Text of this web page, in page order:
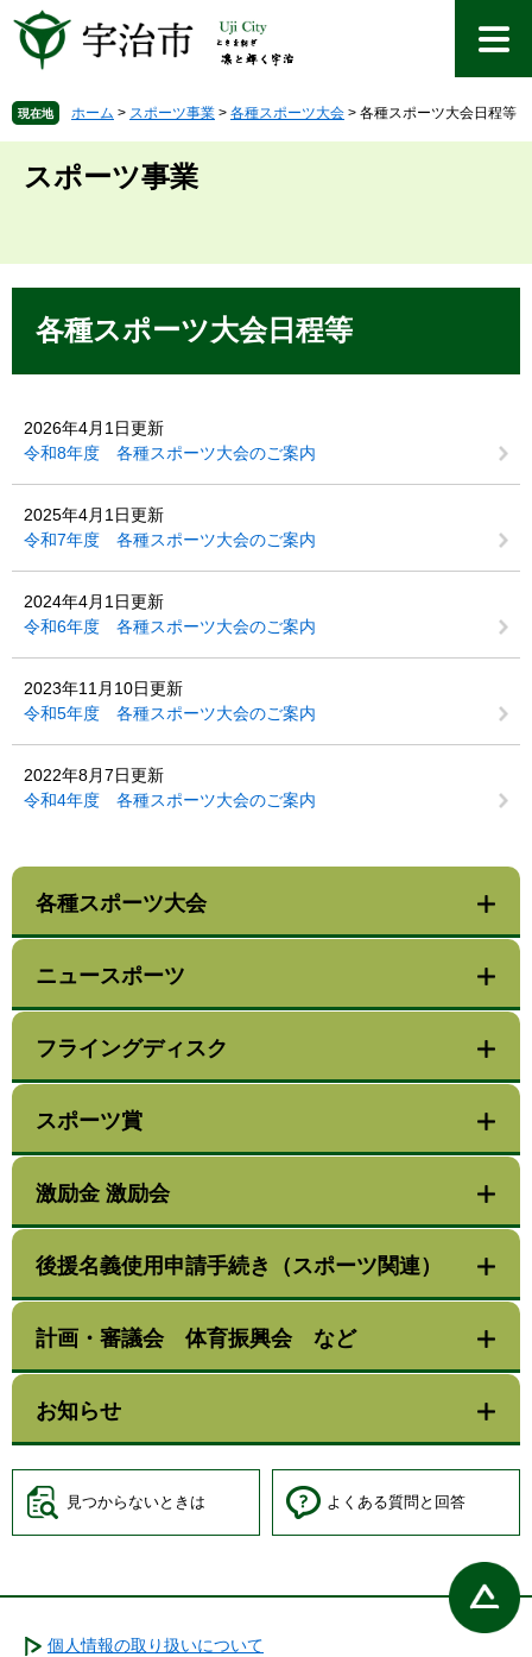
先を
文
へ
現在地 ホーム > スポーツ事業 > 各種スポーツ大会 > 各種スポーツ大会日程等
スポーツ事業
各種スポーツ大会日程等
2026年4月1日更新
令和8年度 各種スポーツ大会のご案内
2025年4月1日更新
令和7年度 各種スポーツ大会のご案内
2024年4月1日更新
令和6年度 各種スポーツ大会のご案内
2023年11月10日更新
令和5年度 各種スポーツ大会のご案内
2022年8月7日更新
令和4年度 各種スポーツ大会のご案内
各種スポーツ大会
ニュースポーツ
フライングディスク
スポーツ賞
激励金 激励会
後援名義使用申請手続き（スポーツ関連）
計画・審議会 体育振興会 など
お知らせ
見つからないときは よくある質問と回答
個人情報の取り扱いについて